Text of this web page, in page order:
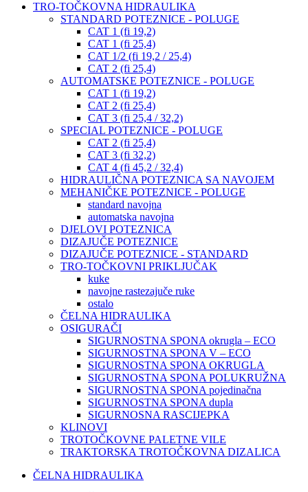
TRO-TOČKOVNA HIDRAULIKA
STANDARD POTEZNICE - POLUGE
CAT 1 (fi 19,2)
CAT 1 (fi 25,4)
CAT 1/2 (fi 19,2 / 25,4)
CAT 2 (fi 25,4)
AUTOMATSKE POTEZNICE - POLUGE
CAT 1 (fi 19,2)
CAT 2 (fi 25,4)
CAT 3 (fi 25,4 / 32,2)
SPECIAL POTEZNICE - POLUGE
CAT 2 (fi 25,4)
CAT 3 (fi 32,2)
CAT 4 (fi 45,2 / 32,4)
HIDRAULIČNA POTEZNICA SA NAVOJEM
MEHANIČKE POTEZNICE - POLUGE
standard navojna
automatska navojna
DJELOVI POTEZNICA
DIZAJUČE POTEZNICE
DIZAJUČE POTEZNICE - STANDARD
TRO-TOČKOVNI PRIKLJUČAK
kuke
navojne rastezajuče ruke
ostalo
ČELNA HIDRAULIKA
OSIGURAČI
SIGURNOSTNA SPONA okrugla – ECO
SIGURNOSTNA SPONA V – ECO
SIGURNOSTNA SPONA OKRUGLA
SIGURNOSTNA SPONA POLUKRUŽNA
SIGURNOSTNA SPONA pojedinačna
SIGURNOSTNA SPONA dupla
SIGURNOSNA RASCIJEPKA
KLINOVI
TROTOČKOVNE PALETNE VILE
TRAKTORSKA TROTOČKOVNA DIZALICA
ČELNA HIDRAULIKA